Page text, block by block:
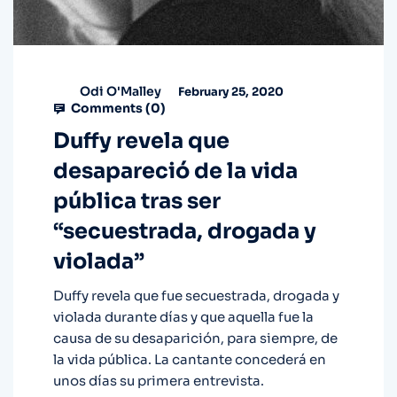
Odi O'Malley February 25, 2020
Comments (0)
Duffy revela que
desapareció de la vida
pública tras ser
“secuestrada, drogada y
violada”
Duffy revela que fue secuestrada, drogada y
violada durante días y que aquella fue la
causa de su desaparición, para siempre, de
la vida pública. La cantante concederá en
unos días su primera entrevista.